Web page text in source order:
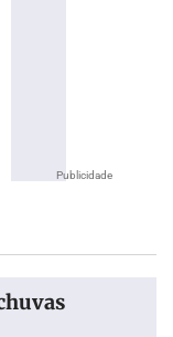
Publicidade